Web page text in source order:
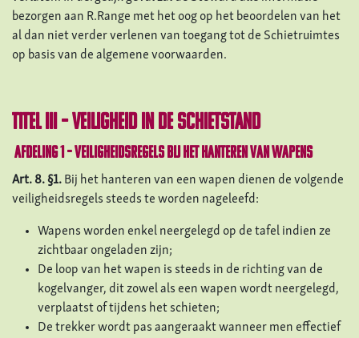
bezorgen aan R.Range met het oog op het beoordelen van het
al dan niet verder verlenen van toegang tot de Schietruimtes
op basis van de algemene voorwaarden.
TITEL III – Veiligheid in de schietstand
Afdeling 1 – Veiligheidsregels bij het hanteren van wapens
Art. 8.§1. Bij het hanteren van een wapen dienen de volgende
veiligheidsregels steeds te worden nageleefd:
Wapens worden enkel neergelegd op de tafel indien ze
zichtbaar ongeladen zijn;
De loop van het wapen is steeds in de richting van de
kogelvanger, dit zowel als een wapen wordt neergelegd,
verplaatst of tijdens het schieten;
De trekker wordt pas aangeraakt wanneer men effectief